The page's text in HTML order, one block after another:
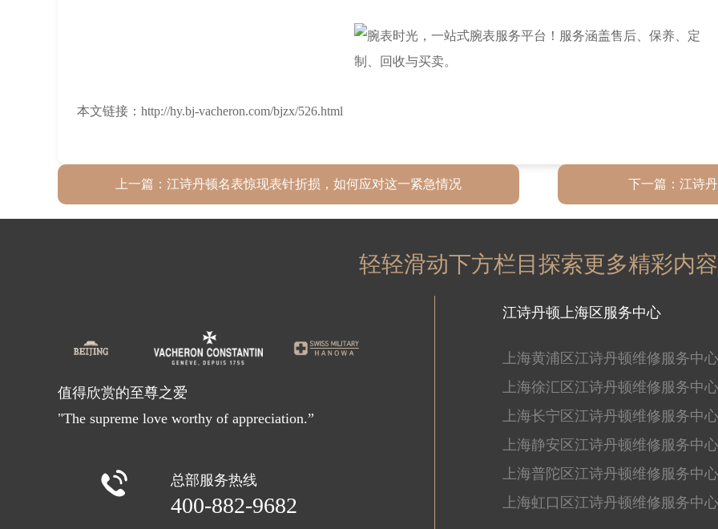
本文链接：http://hy.bj-vacheron.com/bjzx/526.html
上一篇： 江诗丹顿名表惊现表针折损，如何应对这一紧急情况 下一篇： 江诗
轻轻滑动下方栏目探索更多精彩内容
值得欣赏的至尊之爱
"The supreme love worthy of appreciation.”
 总部服务热线
400-882-9682
江诗丹顿上海区服务中心
上海黄浦区江诗丹顿维修服务中心
上海徐汇区江诗丹顿维修服务中心
上海长宁区江诗丹顿维修服务中心
上海静安区江诗丹顿维修服务中心
上海普陀区江诗丹顿维修服务中心
上海虹口区江诗丹顿维修服务中心